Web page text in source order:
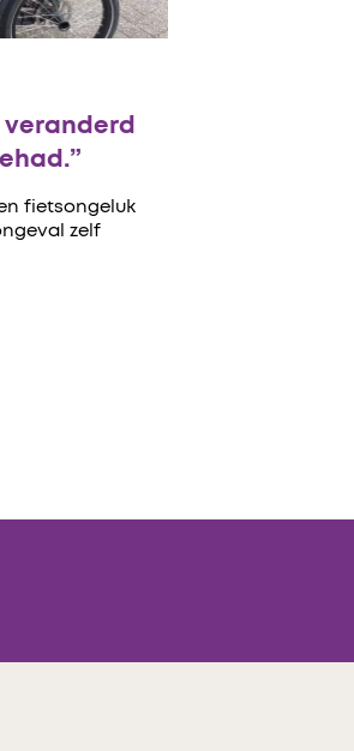
fietsongeluk
zelf